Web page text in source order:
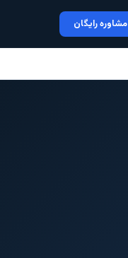
مشاوره رایگان